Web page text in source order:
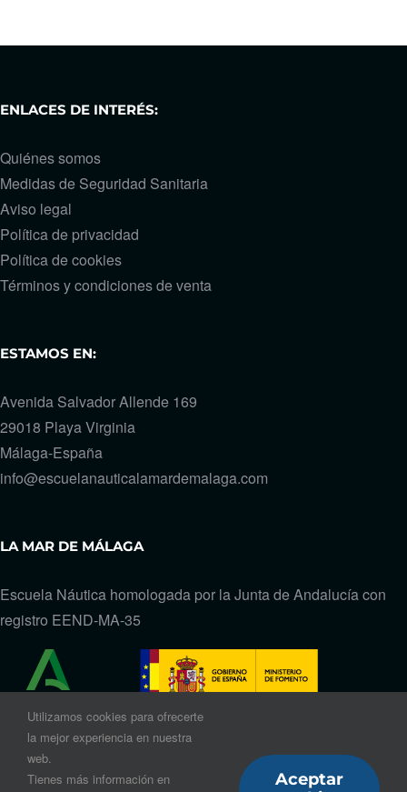
ENLACES DE INTERÉS:
Quiénes somos
Medidas de Seguridad Sanitaria
Aviso legal
Política de privacidad
Política de cookies
Términos y condiciones de venta
ESTAMOS EN:
Avenida Salvador Allende 169
29018 Playa Virginia
Málaga-España
info@escuelanauticalamardemalaga.com
LA MAR DE MÁLAGA
Escuela Náutica homologada por la Junta de Andalucía con
registro EEND-MA-35
Utilizamos cookies para ofrecerte
la mejor experiencia en nuestra
web.
Tienes más información en
Aceptar